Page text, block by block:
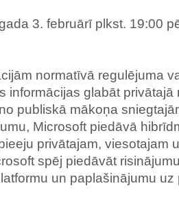
3. februārī plkst. 19:00
normatīvā regulējuma
informācijas glabāt privātajā
publiskā mākoņa
Microsoft piedāvā
privātajam, viesotajam
spēj piedāvāt
un paplašinājumu uz